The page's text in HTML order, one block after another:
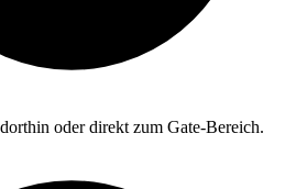
oder direkt zum Gate-Bereich.